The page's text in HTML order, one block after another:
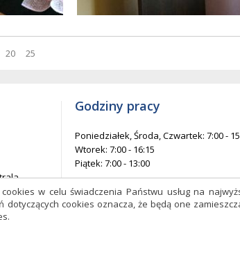
w celu świadczenia Państwu usług na
cookies oznacza, że będą one
elementów
pokaż
20 elementów
pokaż
25
Godziny pracy
Poniedziałek, Środa, Czwartek: 7:00 -
Wtorek: 7:00 - 16:15
Piątek: 7:00 - 13:00